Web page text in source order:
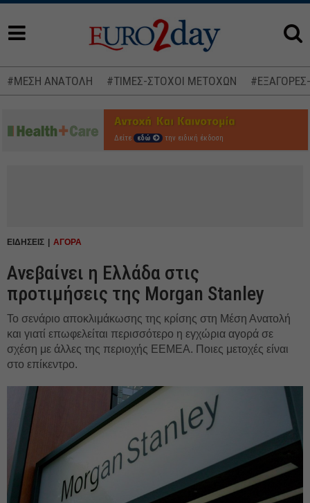
#ΜΕΣΗ ΑΝΑΤΟΛΗ #ΤΙΜΕΣ-ΣΤΟΧΟΙ ΜΕΤΟΧΩΝ
Δείτε εδώ την ειδική έκδοση
ΕΙΔΗΣΕΙΣ ΑΓΟΡΑ
Ανεβαίνει η Ελλάδα στις
προτιμήσεις της Morgan Stanley
Το σενάριο αποκλιμάκωσης της κρίσης στη Μέση Ανατολή
και γιατί επωφελείται περισσότερο η εγχώρια αγορά σε
σχέση με άλλες της περιοχής EEMEA. Ποιες μετοχές είναι
στο επίκεντρο.